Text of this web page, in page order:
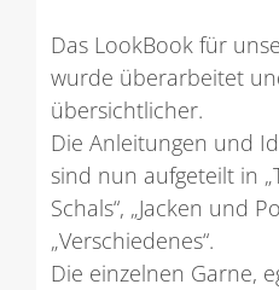
Das LookBook für
wurde überarbeitet
übersichtlicher.
Die Anleitungen und
sind nun aufgeteilt in
Schals“, „Jacken und
„Verschiedenes“.
Die einzelnen Garne,